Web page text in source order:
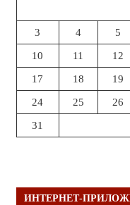
3 4 5
10 11 12
17 18 19
24 25 26
31
ИНТЕРНЕТ-